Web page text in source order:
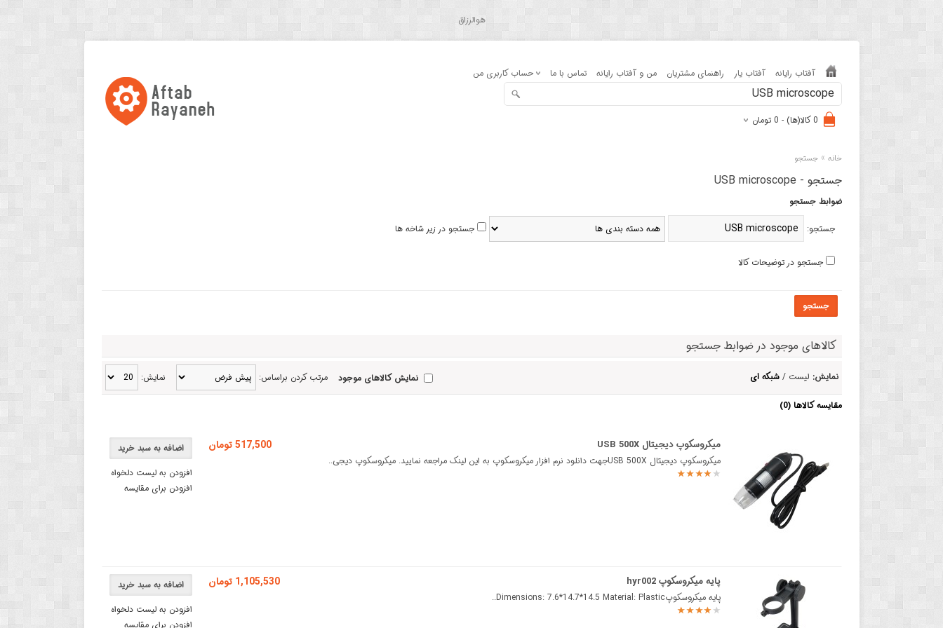
هوالرزاق
آفتاب رایانه آفتاب یار راهنمای مشتریان من و آفتاب رایانه تماس با ما حساب کاربری من
0 کالا(ها) - 0 تومان
خانه »جستجو
جستجو - USB microscope
ضوابط جستجو
جستجو: جستجو در زیر شاخه ها
جستجو در توضیحات کالا
جستجو
کالاهای موجود در ضوابط جستجو
نمایش: لیست /شبکه ای نمایش: مرتب کردن براساس: نمایش کالاهای موجود
مقایسه کالاها (0)
اضافه به سبد خرید
افزودن به لیست دلخواه
افزودن برای مقایسه
517,500 تومان میکروسکوپ دیجیتال USB 500X
میکروسکوپ دیجیتال USB 500Xجهت دانلود نرم افزار میکروسکوپ به این لینک مراجعه نمایید. میکروسکوپ دیجی..
اضافه به سبد خرید
افزودن به لیست دلخواه
افزودن برای مقایسه
1,105,530 تومان پایه میکروسکوپ hyr002
پایه میکروسکوپDimensions: 7.6*14.7*14.5 Material: Plastic..